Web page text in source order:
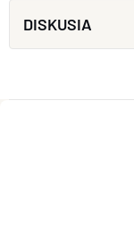
DISKUSIA